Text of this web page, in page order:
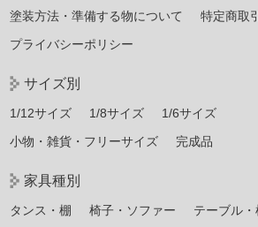
塗装方法・準備する物について
特定商取
プライバシーポリシー
サイズ別
1/12サイズ 1/8サイズ
1/6サイズ
小物・雑貨・フリーサイズ
完成品
家具種別
タンス・棚 椅子・ソファー テーブル・